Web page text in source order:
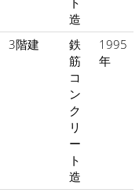
造
3階建
鉄
筋
コ
ン
ク
リ
ー
ト
造
1995
年